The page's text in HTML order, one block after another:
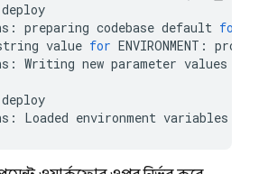
deploy
preparing codebase default for
value for ENVIRONMENT: prod
Writing new parameter values
deploy
Loaded environment variables